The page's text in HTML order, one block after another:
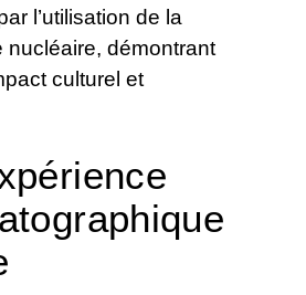
l’utilisation de la
nucléaire, démontrant
culturel et